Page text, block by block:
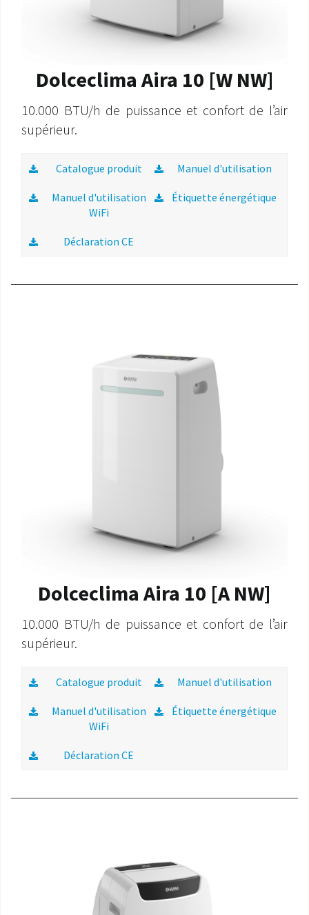
Dolceclima Aira 10 [W NW]
10.000 BTU/h de puissance et confort de l’air
supérieur.
Catalogue produit Manuel d'utilisation
Manuel d'utilisation
WiFi
Étiquette énergétique
Déclaration CE
Dolceclima Aira 10 [A NW]
10.000 BTU/h de puissance et confort de l’air
supérieur.
Catalogue produit Manuel d'utilisation
Manuel d'utilisation
WiFi
Étiquette énergétique
Déclaration CE